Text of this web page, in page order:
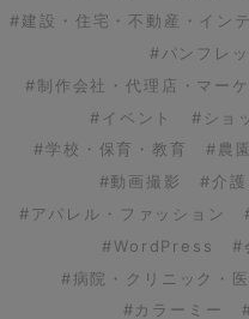
#建設・住宅・不動産・イン
#パンフレッ
#制作会社・代理店・マー
#イベント
#ショ
#学校・保育・教育
#農
#動画撮影
#介護
#アパレル・ファッション
#WordPress
#
#病院・クリニック・
#カラーミー